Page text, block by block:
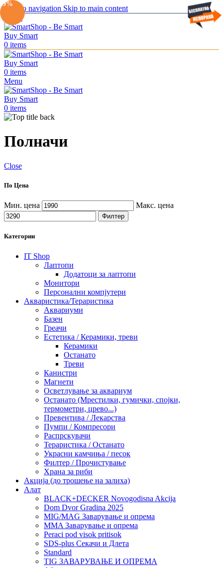
Skip to navigation Skip to main content
0 items
0 items
Menu
0 items
Полначи
Close
По Цена
Мин. цена Макс. цена
Филтер
Категории
IT Shop
Лаптопи
Додатоци за лаптопи
Монитори
Персонални компјутери
Акваристика/Тераристика
Аквариуми
Базен
Греачи
Естетика / Керамики, треви
Керамики
Останато
Треви
Канистри
Магнети
Осветлување за аквариум
Останато (Мрестилки, гумички, спојки,
термометри, црево...)
Превентива / Лекарства
Пумпи / Компресори
Распрскувачи
Тераристика / Останато
Украсни камчиња / песок
Филтер / Прочистување
Храна за риби
Акција (до трошење на залиха)
Алат
BLACK+DECKER Novogodisna Akcija
Dom Dvor Gradina 2025
MIG/MAG Заварување и опрема
MMA Заварување и опрема
Peraci pod visok pritisok
SDS-plus Секачи и Длета
Standard
TIG ЗАВАРУВАЊЕ И ОПРЕМА
-9%